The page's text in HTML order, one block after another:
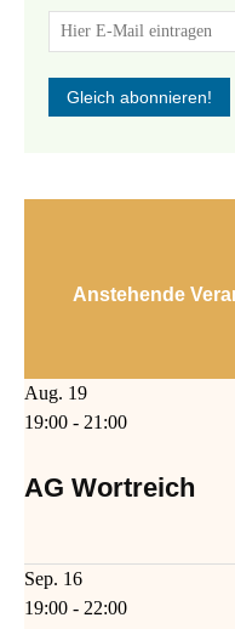
Anstehende
Aug. 19
19:00 - 21:00
AG Wortreich
Sep. 16
19:00 - 22:00